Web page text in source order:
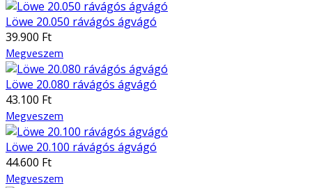
Löwe 20.050 rávágós ágvágó
39.900 Ft
Megveszem
Löwe 20.080 rávágós ágvágó
43.100 Ft
Megveszem
Löwe 20.100 rávágós ágvágó
44.600 Ft
Megveszem